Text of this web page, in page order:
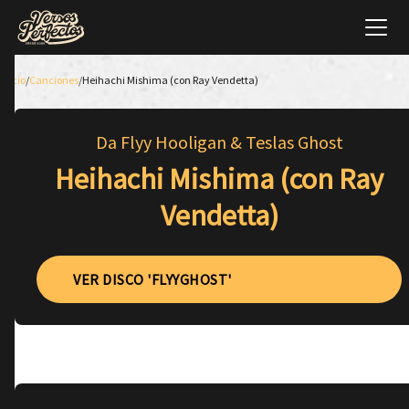
Inicio/Canciones/Heihachi Mishima (con Ray Vendetta)
Da Flyy Hooligan & Teslas Ghost
Heihachi Mishima (con Ray
Vendetta)
VER DISCO 'FLYYGHOST'